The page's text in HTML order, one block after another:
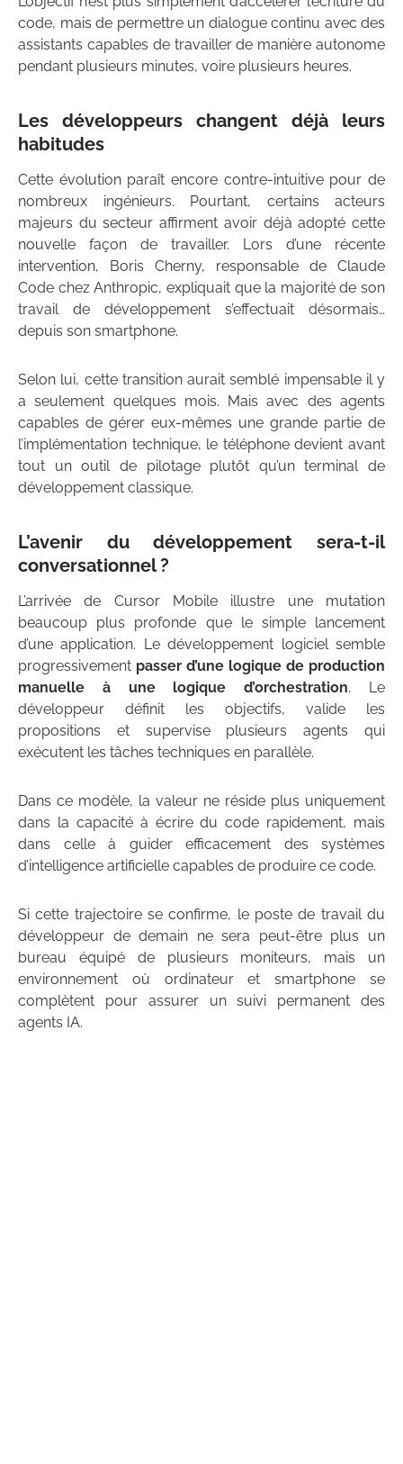
code, mais de permettre un dialogue continu avec des
assistants capables de travailler de manière autonome
pendant plusieurs minutes, voire plusieurs heures.
Les développeurs changent déjà leurs
habitudes
Cette évolution paraît encore contre-intuitive pour de
nombreux ingénieurs. Pourtant, certains acteurs
majeurs du secteur affirment avoir déjà adopté cette
nouvelle façon de travailler. Lors d’une récente
intervention, Boris Cherny, responsable de Claude
Code chez Anthropic, expliquait que la majorité de son
travail de développement s’effectuait désormais…
depuis son smartphone.
Selon lui, cette transition aurait semblé impensable il y
a seulement quelques mois. Mais avec des agents
capables de gérer eux-mêmes une grande partie de
l’implémentation technique, le téléphone devient avant
tout un outil de pilotage plutôt qu’un terminal de
développement classique.
L’avenir du développement sera-t-il
conversationnel ?
L’arrivée de Cursor Mobile illustre une mutation
beaucoup plus profonde que le simple lancement
d’une application. Le développement logiciel semble
progressivement passer d’une logique de production
manuelle à une logique d’orchestration. Le
développeur définit les objectifs, valide les
propositions et supervise plusieurs agents qui
exécutent les tâches techniques en parallèle.
Dans ce modèle, la valeur ne réside plus uniquement
dans la capacité à écrire du code rapidement, mais
dans celle à guider efficacement des systèmes
d’intelligence artificielle capables de produire ce code.
Si cette trajectoire se confirme, le poste de travail du
développeur de demain ne sera peut-être plus un
bureau équipé de plusieurs moniteurs, mais un
environnement où ordinateur et smartphone se
complètent pour assurer un suivi permanent des
agents IA.